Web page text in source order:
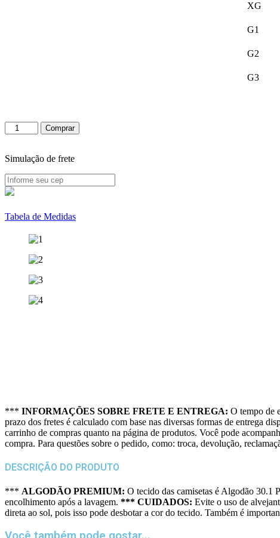
XG
G1
G2
G3
Camiseta
Salve
Zé
quantidade
Comprar
Simulação de frete
Tabela de Medidas
*** INFORMAÇÕES SOBRE FRETE E ENTREGA: O tempo de
prazo dos fretes é calculado com base nas diversas formas de entrega
carrinho de compras quanto na página de produtos. Você pode
compra. Para questões sobre o pedido, como: troca, devolução,
DESCRIÇÃO DO PRODUTO
*** ALGODÃO PREMIUM: O tecido das camisetas é Algodão 30.1
encolhimento após a lavagem. *** CUIDADOS: Evite o uso de
direta ao sol, pois isso pode desbotar a cor do tecido. Também é